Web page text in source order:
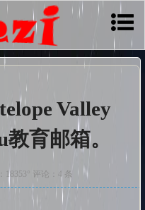
Valley
育邮箱。
18353° 评论：4 条